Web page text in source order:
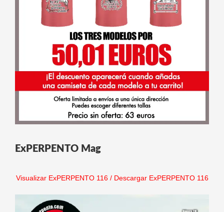
ExPERPENTO Mag
Visualizar ExPERPENTO 116/ Descargar ExPERPENTO 116